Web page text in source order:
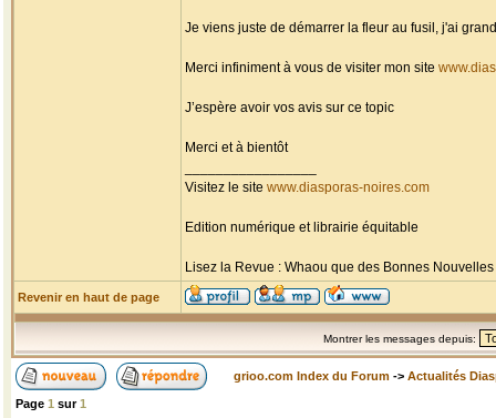
Je viens juste de démarrer la fleur au fusil, j'ai
Merci infiniment à vous de visiter mon site
J’espère avoir vos avis sur ce topic
Merci et à bientôt
Visitez le site www.diasporas-noires.com
Edition numérique et librairie équitable
Lisez la Revue : Whaou que des Bonnes
Revenir en haut de page
Montrer les messages depuis:
grioo.com Index du Forum -> Actualités
Page 1 sur1